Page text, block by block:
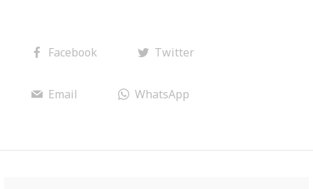
Facebook Twitter
Email WhatsApp